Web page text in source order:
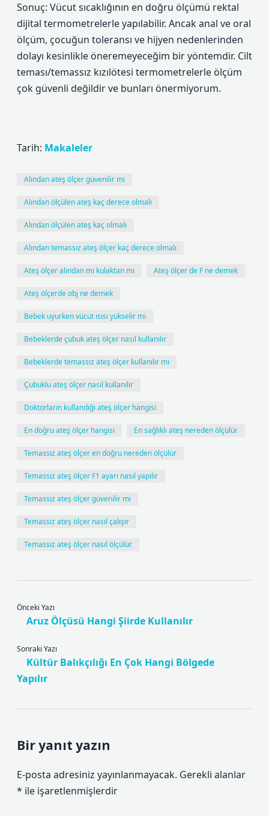
Sonuç: Vücut sıcaklığının en doğru ölçümü rektal
dijital termometrelerle yapılabilir. Ancak anal ve oral
ölçüm, çocuğun toleransı ve hijyen nedenlerinden
dolayı kesinlikle öneremeyeceğim bir yöntemdir. Cilt
teması/temassız kızılötesi termometrelerle ölçüm
çok güvenli değildir ve bunları önermiyorum.
Tarih: Makaleler
Alından ateş ölçer güvenilir mi
Alından ölçülen ateş kaç derece olmalı
Alından ölçülen ateş kaç olmalı
Alından temassız ateş ölçer kaç derece olmalı
Ateş ölçer alından mı kulaktan mı Ateş ölçer de F ne demek
Ateş ölçerde obj ne demek
Bebek uyurken vücut ısısı yükselir mi
Bebeklerde çubuk ateş ölçer nasıl kullanılır
Bebeklerde temassız ateş ölçer kullanılır mı
Çubuklu ateş ölçer nasıl kullanılır
Doktorların kullandığı ateş ölçer hangisi
En doğru ateş ölçer hangisi En sağlıklı ateş nereden ölçülür
Temassız ateş ölçer en doğru nereden ölçülür
Temassız ateş ölçer F1 ayarı nasıl yapılır
Temassız ateş ölçer güvenilir mi
Temassız ateş ölçer nasıl çalışır
Temassız ateş ölçer nasıl ölçülür
Önceki Yazı
Aruz Ölçüsü Hangi Şiirde Kullanılır
Sonraki Yazı
Kültür Balıkçılığı En Çok Hangi Bölgede
Yapılır
Bir yanıt yazın
E-posta adresiniz yayınlanmayacak. Gerekli alanlar
* ile işaretlenmişlerdir